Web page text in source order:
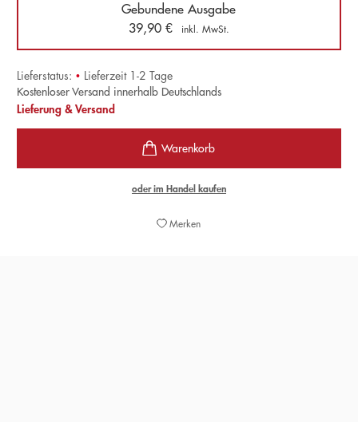
Gebundene Ausgabe
39,90 € inkl. MwSt.
Lieferstatus: • Lieferzeit 1-2 Tage
Kostenloser Versand innerhalb Deutschlands
Lieferung & Versand
oder im Handel kaufen
Merken